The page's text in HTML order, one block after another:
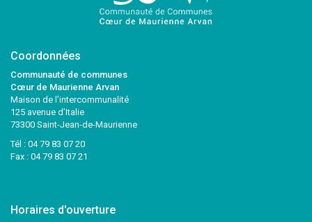
Coordonnées
Communauté de communes
Cœur de Maurienne Arvan
Maison de l’intercommunalité
125 avenue d’Italie
73300 Saint-Jean-de-Maurienne
Tél : 04 79 83 07 20
Fax : 04 79 83 07 21
Horaires d'ouverture